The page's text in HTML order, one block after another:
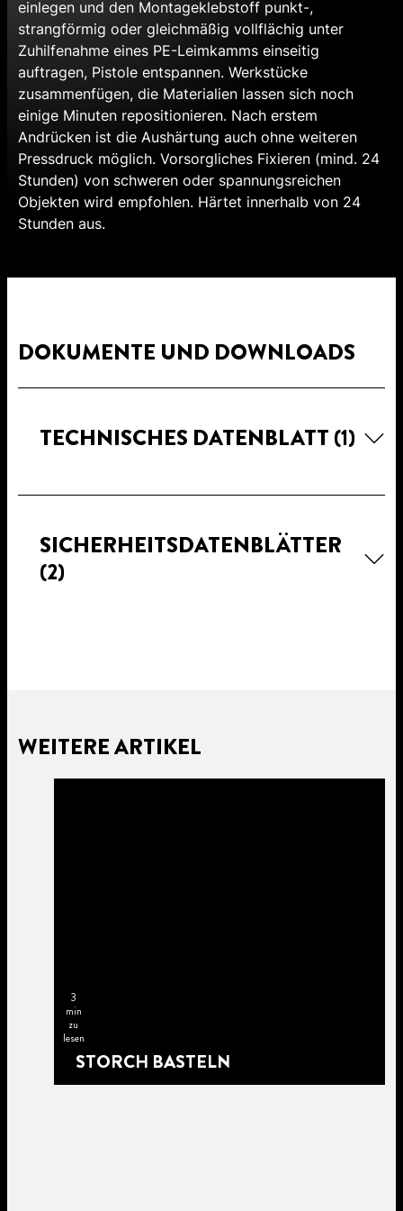
einlegen und den Montageklebstoff punkt-,
strangförmig oder gleichmäßig vollflächig unter
Zuhilfenahme eines PE-Leimkamms einseitig
auftragen, Pistole entspannen. Werkstücke
zusammenfügen, die Materialien lassen sich noch
einige Minuten repositionieren. Nach erstem
Andrücken ist die Aushärtung auch ohne weiteren
Pressdruck möglich. Vorsorgliches Fixieren (mind. 24
Stunden) von schweren oder spannungsreichen
Objekten wird empfohlen. Härtet innerhalb von 24
Stunden aus.
DOKUMENTE UND DOWNLOADS
TECHNISCHES DATENBLATT (1)
SICHERHEITSDATENBLÄTTER
(2)
WEITERE ARTIKEL
3
min
zu
lesen
STORCH BASTELN